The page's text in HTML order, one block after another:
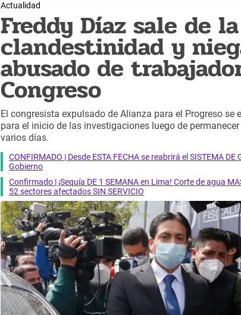
Actualidad
Freddy Díaz sale de la
clandestinidad y
abusado de
Congreso
El congresista expulsado de Alianza para el Progreso se
para el inicio de las investigaciones luego de
varios días.
CONFIRMADO | Desde ESTA FECHA se reabrirá el SISTEMA
Gobierno
Confirmado | ¡Sequía DE 1 SEMANA en Lima! Corte de agua
52 sectores afectados SIN SERVICIO